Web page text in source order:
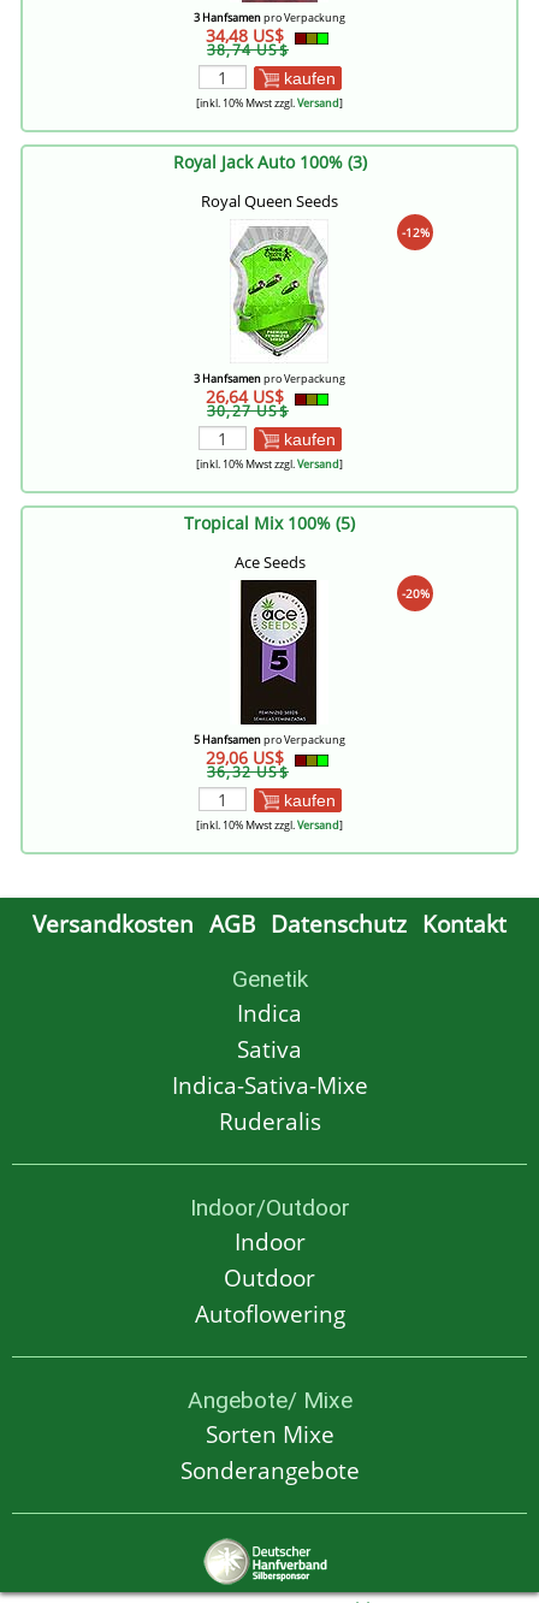
3 Hanfsamenpro Verpackung
34,48 US$
38,74 US$
kaufen
[inkl. 10% Mwst zzgl.Versand]
Royal Jack Auto 100% (3)
Royal Queen Seeds
-12%
3 Hanfsamenpro Verpackung
26,64 US$
30,27 US$
kaufen
[inkl. 10% Mwst zzgl.Versand]
Tropical Mix 100% (5)
Ace Seeds
-20%
5 Hanfsamenpro Verpackung
29,06 US$
36,32 US$
kaufen
[inkl. 10% Mwst zzgl.Versand]
Versandkosten AGB Datenschutz Kontakt
Genetik
Indica
Sativa
Indica-Sativa-Mixe
Ruderalis
Indoor/Outdoor
Indoor
Outdoor
Autoflowering
Angebote/ Mixe
Sorten Mixe
Sonderangebote